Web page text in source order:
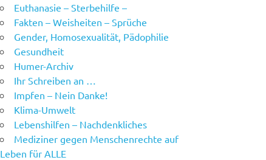
Euthanasie – Sterbehilfe –
Fakten – Weisheiten – Sprüche
Gender, Homosexualität, Pädophilie
Gesundheit
Humer-Archiv
Ihr Schreiben an …
Impfen – Nein Danke!
Klima-Umwelt
Lebenshilfen – Nachdenkliches
Mediziner gegen Menschenrechte auf
Leben für ALLE